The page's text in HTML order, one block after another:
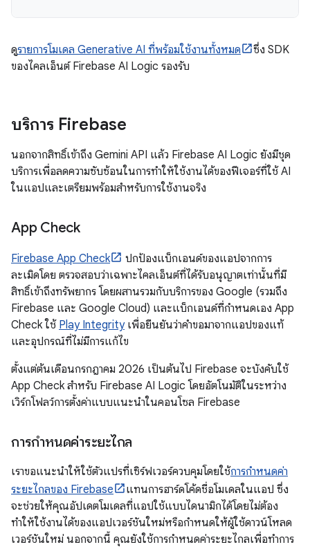
ดูรายการโมเดล Generative AI ที่พร้อมใช้งานทั้งหมด
ซึ่ง SDK
ของไคลเอ็นต์ Firebase AI Logic รองรับ
บริการ Firebase
นอกจากสิทธิ์เข้าถึง Gemini API แล้ว Firebase AI Logic ยังมีชุด
บริการเพื่อลดความซับซ้อนในการทำให้ใช้งานได้ของฟีเจอร์ที่ใช้ AI
ในแอปและเตรียมพร้อมสำหรับการใช้งานจริง
App Check
Firebase App Check
ปกป้องแบ็กเอนด์ของแอปจากการ
ละเมิดโดย ตรวจสอบว่าเฉพาะไคลเอ็นต์ที่ได้รับอนุญาตเท่านั้นที่มี
สิทธิ์เข้าถึงทรัพยากร โดยผสานรวมกับบริการของ Google (รวมถึง
Firebase และ Google Cloud) และแบ็กเอนด์ที่กำหนดเอง App
Check ใช้ Play Integrityเพื่อยืนยันว่าคำขอมาจากแอปของแท้
และอุปกรณ์ที่ไม่มีการแก้ไข
ตั้งแต่ต้นเดือนกรกฎาคม 2026 เป็นต้นไป Firebase จะบังคับใช้
App Check สำหรับ Firebase AI Logic โดยอัตโนมัติในระหว่าง
เวิร์กโฟลว์การตั้งค่าแบบแนะนำในคอนโซล Firebase
การกำหนดค่าระยะไกล
เราขอแนะนำให้ใช้ตัวแปรที่เซิร์ฟเวอร์ควบคุมโดยใช้การกำหนดค่า
ระยะไกลของ Firebase
แทนการฮาร์ดโค้ดชื่อโมเดลในแอป ซึ่ง
จะช่วยให้คุณอัปเดตโมเดลที่แอปใช้แบบไดนามิกได้โดยไม่ต้อง
ทำให้ใช้งานได้ของแอปเวอร์ชันใหม่หรือกำหนดให้ผู้ใช้ดาวน์โหลด
เวอร์ชันใหม่ นอกจากนี้ คุณยังใช้การกำหนดค่าระยะไกลเพื่อทำการ